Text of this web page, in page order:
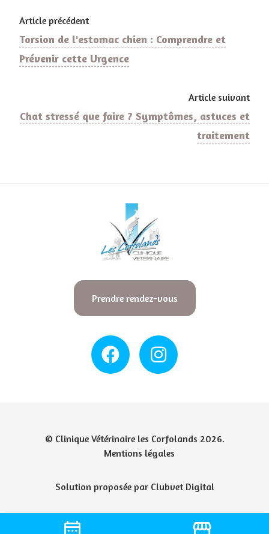
Article précédent
Torsion de l'estomac chien : Comprendre et
Prévenir cette Urgence
Article suivant
Chat stressé que faire ? Symptômes, astuces et
traitement
Prendre rendez-vous
© Clinique Vétérinaire les Corfolands 2026.
Mentions légales
Solution proposée par Clubvet Digital